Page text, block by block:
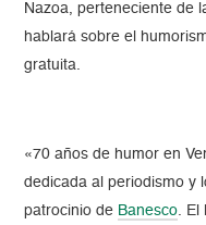
Nazoa, perteneciente de
hablará sobre el
gratuita.
«70 años de humor en
dedicada al periodismo y
patrocinio de Banesco. El